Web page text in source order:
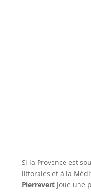
Si la Provence est
littorales et à la
Pierrevertjoue une